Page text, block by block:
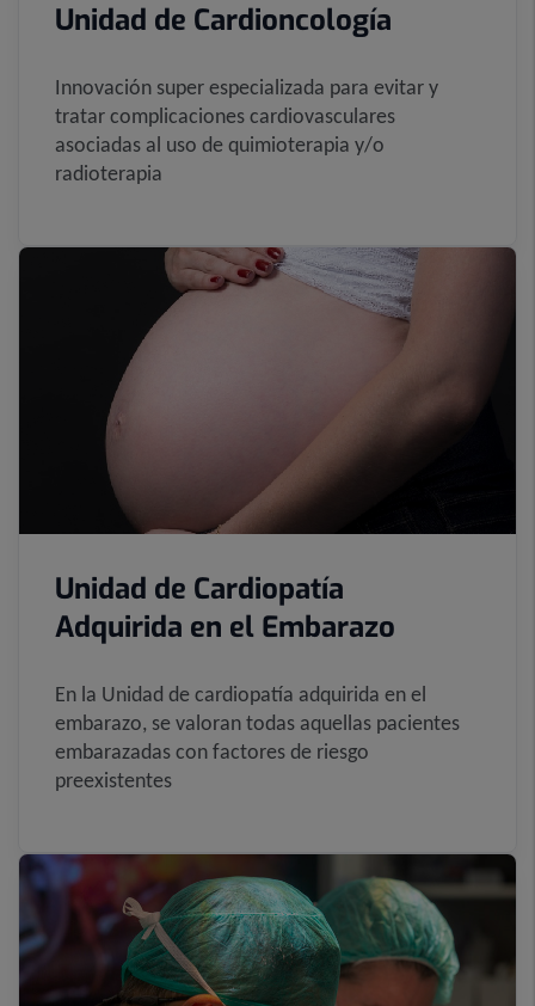
Unidad de Cardioncología
Innovación super especializada para evitar y
tratar complicaciones cardiovasculares
asociadas al uso de quimioterapia y/o
radioterapia
Unidad de Cardiopatía
Adquirida en el Embarazo
En la Unidad de cardiopatía adquirida en el
embarazo, se valoran todas aquellas pacientes
embarazadas con factores de riesgo
preexistentes